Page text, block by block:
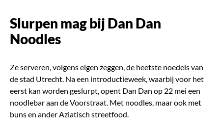
Slurpen mag bij Dan Dan
Noodles
Ze serveren, volgens eigen zeggen, de heetste noedels van
de stad Utrecht. Na een introductieweek, waarbij voor het
eerst kan worden geslurpt, opent Dan Dan op 22 mei een
noodlebar aan de Voorstraat. Met noodles, maar ook met
buns en ander Aziatisch streetfood.